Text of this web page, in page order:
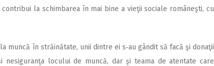
la schimbarea în mai bine a vieţii sociale româneşti, cu
muncă în străinătate, unii dintre ei s‑au gândit să facă şi donaţii
locului de muncă, dar şi teama de atentate care